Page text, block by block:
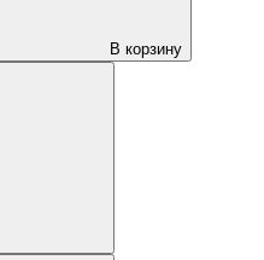
В корзину